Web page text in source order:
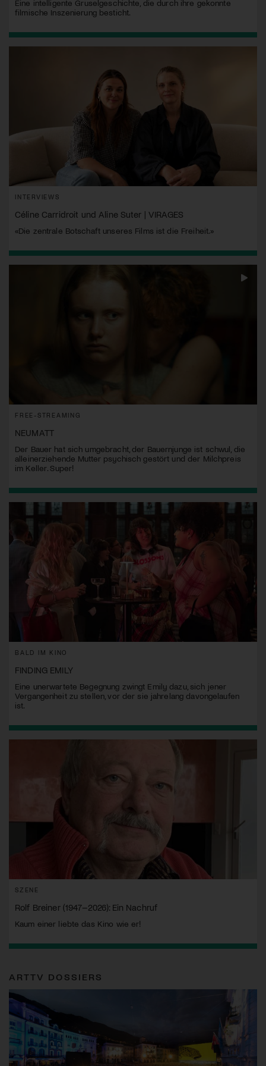
Eine intelligente Gruselgeschichte, die durch ihre gekonnte
filmische Inszenierung besticht.
INTERVIEWS
Céline Carridroit und Aline Suter | VIRAGES
«Die zentrale Botschaft unseres Films ist die Freiheit.»
FREE-STREAMING
NEUMATT
Der Bauer hat sich umgebracht, der Bauernjunge ist schwul, die
alleinerziehende Mutter psychisch gestört und der Milchpreis
im Keller. Super!
BALD IM KINO
FINDING EMILY
Eine unerwartete Begegnung zwingt Emily dazu, sich jener
Vergangenheit zu stellen, vor der sie jahrelang davongelaufen
ist.
SZENE
Rolf Breiner (1947–2026): Ein Nachruf
Kaum einer liebte das Kino wie er!
ARTTV DOSSIERS